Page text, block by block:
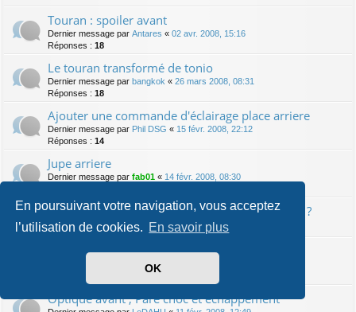
En poursuivant votre navigation, vous acceptez
l’utilisation de cookies. En savoir plus
OK
Touran : spoiler avant
Dernier message par Antares « 02 avr. 2008, 15:16
Réponses : 18
Le touran transformé de tonio
Dernier message par bangkok « 26 mars 2008, 08:31
Réponses : 18
Ajouter une commande d'éclairage place arriere
Dernier message par Phil DSG « 15 févr. 2008, 22:12
Réponses : 14
Jupe arriere
Dernier message par fab01 « 14 févr. 2008, 08:30
VW Passat : démonter compteur pour anneaux ?
Dernier message parspawn064«13 févr. 2008, 01:54
RUBESCH
Optique avant , Pare choc et echappement